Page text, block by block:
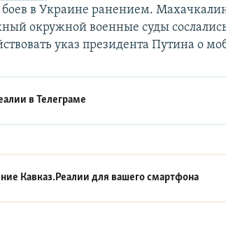
в Украине ранением.
окружной военные суды
указ президента Путина о
вТелеграме
Кавказ.Реалии для вашего смартфона